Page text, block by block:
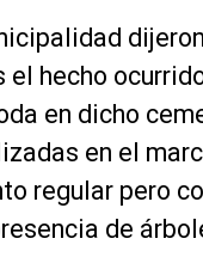
el hecho
en dicho
en el
regular pero
de